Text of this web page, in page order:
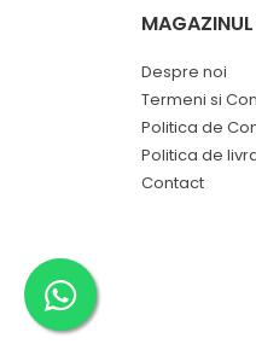
Despre noi
Termeni si
Politica de
Politica de
Contact